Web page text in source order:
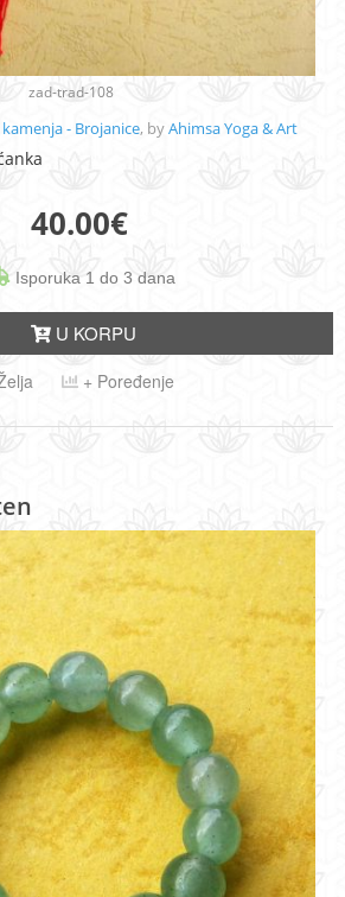
zad-trad-108
- Brojanice, byAhimsa Yoga & Art
40.00€
Isporuka 1 do 3 dana
U KORPU
+ Poređenje